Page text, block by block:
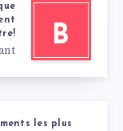
B
les plus